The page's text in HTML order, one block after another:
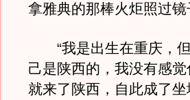
拿雅典的那棒火炬照过镜
“我是出生在重庆，但
己是陕西的，我没有感
就来了陕西，自此成了坐